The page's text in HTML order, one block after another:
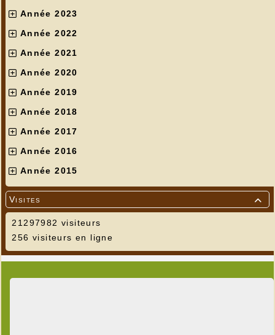
Année 2023
Année 2022
Année 2021
Année 2020
Année 2019
Année 2018
Année 2017
Année 2016
Année 2015

Visites
21297982 visiteurs
256 visiteurs en ligne